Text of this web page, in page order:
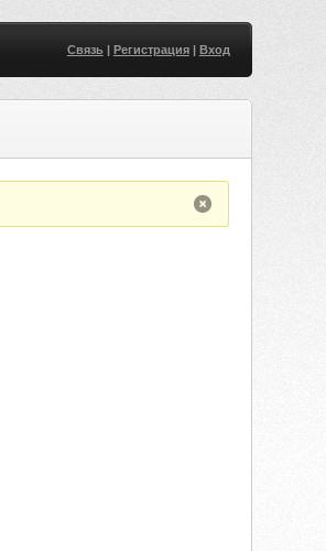
Связь| Регистрация| Вход